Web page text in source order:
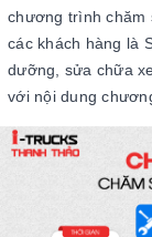
chương trình chăm
các khách hàng là
dưỡng, sửa chữa
với nội dung